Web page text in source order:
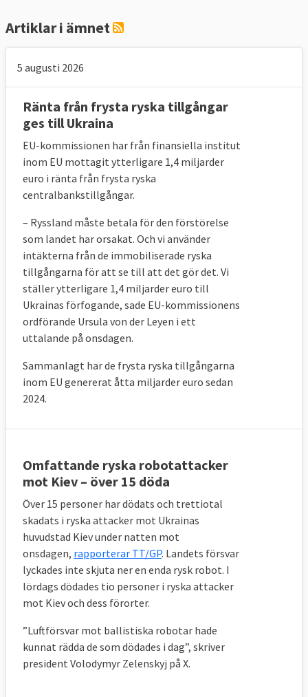
Artiklar i ämnet
5 augusti 2026
Ränta från frysta ryska tillgångar
ges till Ukraina
EU-kommissionen har från finansiella institut
inom EU mottagit ytterligare 1,4 miljarder
euro i ränta från frysta ryska
centralbankstillgångar.
– Ryssland måste betala för den förstörelse
som landet har orsakat. Och vi använder
intäkterna från de immobiliserade ryska
tillgångarna för att se till att det gör det. Vi
ställer ytterligare 1,4 miljarder euro till
Ukrainas förfogande, sade EU-kommissionens
ordförande Ursula von der Leyen i ett
uttalande på onsdagen.
Sammanlagt har de frysta ryska tillgångarna
inom EU genererat åtta miljarder euro sedan
2024.
Omfattande ryska robotattacker
mot Kiev – över 15 döda
Över 15 personer har dödats och trettiotal
skadats i ryska attacker mot Ukrainas
huvudstad Kiev under natten mot
onsdagen, rapporterar TT/GP. Landets försvar
lyckades inte skjuta ner en enda rysk robot. I
lördags dödades tio personer i ryska attacker
mot Kiev och dess förorter.
”Luftförsvar mot ballistiska robotar hade
kunnat rädda de som dödades i dag”, skriver
president Volodymyr Zelenskyj på X.